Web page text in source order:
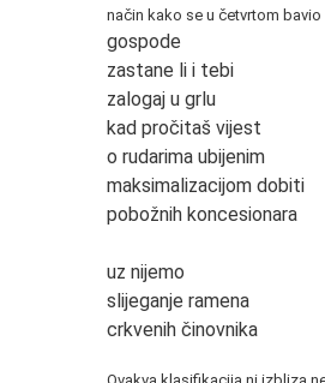
način kako se u četvrtom bavio
gospode
zastane li i tebi
zalogaj u grlu
kad pročitaš vijest
o rudarima ubijenim
maksimalizacijom dobiti
pobožnih koncesionara
uz nijemo
slijeganje ramena
crkvenih činovnika